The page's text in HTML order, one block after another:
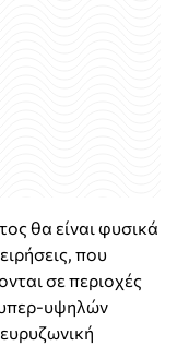
θα είναι φυσικά
που
σε περιοχές
υψηλών